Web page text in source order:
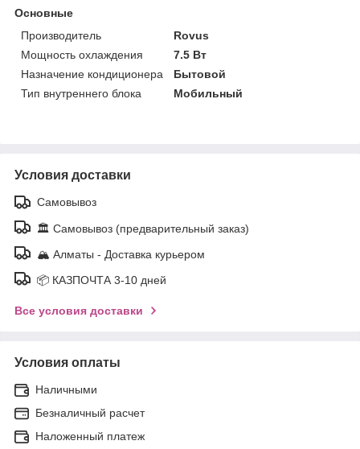
Основные
Производитель
Rovus
Мощность охлаждения
7.5 Вт
Назначение кондиционера
Бытовой
Тип внутреннего блока
Мобильный
Условия доставки
Самовывоз
🏛️ Самовывоз (предварительный заказ)
🏔️ Алматы - Доставка курьером
📦 КАЗПОЧТА 3-10 дней
Все условия доставки
Условия оплаты
Наличными
Безналичный расчет
Наложенный платеж